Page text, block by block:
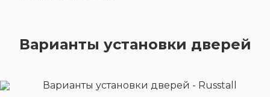
Варианты установки дверей